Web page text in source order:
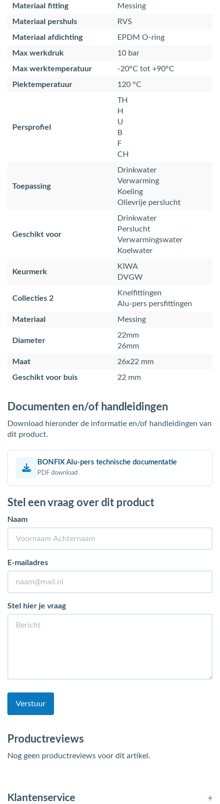
Materiaal fitting
Messing
Materiaal pershuls
RVS
Materiaal afdichting
EPDM O-ring
Max werkdruk
10 bar
Max werktemperatuur
-20°C tot +90°C
Piektemperatuur
120 °C
Persprofiel
TH
H
U
B
F
CH
Toepassing
Drinkwater
Verwarming
Koeling
Olievrije perslucht
Geschikt voor
Drinkwater
Perslucht
Verwarmingswater
Koelwater
Keurmerk
KIWA
DVGW
Collecties 2
Knelfittingen
Alu-pers persfittingen
Materiaal
Messing
Diameter
22mm
26mm
Maat
26x22 mm
Geschikt voor buis
22 mm
Documenten en/of handleidingen
Download hieronder de informatie en/of handleidingen van
dit product.
BONFIX Alu-pers technische documentatie
PDF download
Stel een vraag over dit product
Naam
E-mailadres
Stel hier je vraag
Verstuur
Productreviews
Nog geen productreviews voor dit artikel.
Klantenservice